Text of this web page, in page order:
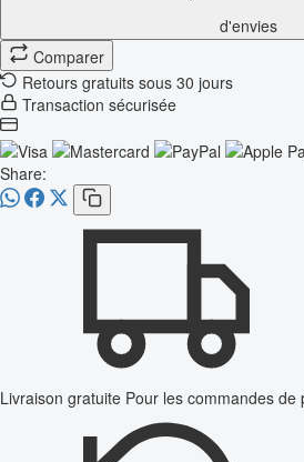
d'envies
Comparer
Retours gratuits sous 30 jours
Transaction sécurisée
Share:
Livraison gratuite Pour les commandes de